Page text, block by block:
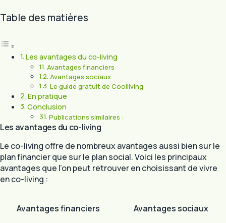
Table des matières
Les avantages du co-living
Avantages financiers
Avantages sociaux
Le guide gratuit de Coolliving
En pratique
Conclusion
Publications similaires :
Les avantages du co-living
Le co-living offre de nombreux avantages aussi bien sur le
plan financier que sur le plan social. Voici les principaux
avantages que l’on peut retrouver en choisissant de vivre
en co-living :
Avantages financiers Avantages sociaux